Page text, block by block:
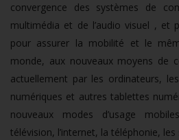
convergence des systèmes de
multimédia et de l’audio visuel , et
pour assurer la mobilité et le
monde, aux nouveaux moyens de
actuellement par les ordinateurs,
numériques et autres tablettes
nouveaux modes d’usage
télévision, l’internet, la téléphonie,